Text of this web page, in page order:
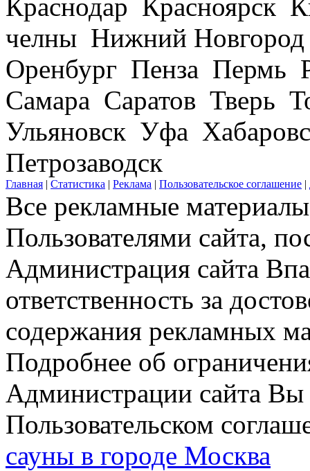
Краснодар Красноярск
челны Нижний
Оренбург Пенза Пермь
Самара Саратов Тверь
Ульяновск Уфа
Петрозаводск
Главная | Статистика | Реклама | Пользовательское соглашение |
Все рекламные
Пользователями сайта,
Администрация сайта
ответственность за
содержания рекламных
Подробнее об
Администрации сайта Вы
Пользовательском
сауны в городе Москва